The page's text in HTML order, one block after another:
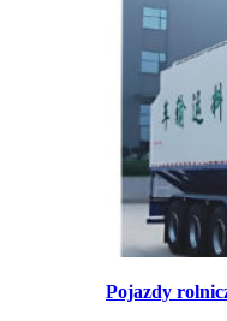
Pojazdy